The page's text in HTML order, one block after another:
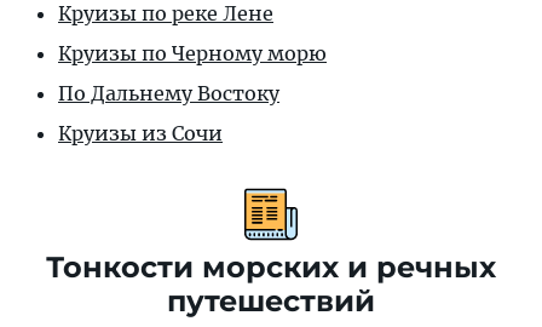
Круизы по реке Лене
Круизы по Черному морю
По Дальнему Востоку
Круизы из Сочи
Тонкости морских и речных
путешествий